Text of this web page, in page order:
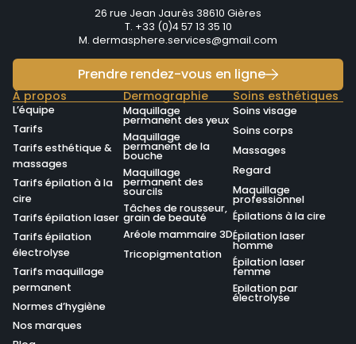
26 rue Jean Jaurès 38610 Gières
T. +33 (0)4 57 13 35 10
M. dermasphere.services@gmail.com
Prendre rendez-vous en ligne
À propos
L’équipe
Tarifs
Tarifs esthétique &
massages
Tarifs épilation à la
cire
Tarifs épilation laser
Tarifs épilation
électrolyse
Tarifs maquillage
permanent
Normes d’hygiène
Nos marques
Dermographie
Maquillage
permanent des yeux
Maquillage
permanent de la
bouche
Maquillage
permanent des
sourcils
Tâches de rousseur,
grain de beauté
Aréole mammaire 3D
Tricopigmentation
Soins esthétiques
Soins visage
Soins corps
Massages
Regard
Maquillage
professionnel
Épilations à la cire
Épilation laser
homme
Épilation laser
femme
Epilation par
électrolyse